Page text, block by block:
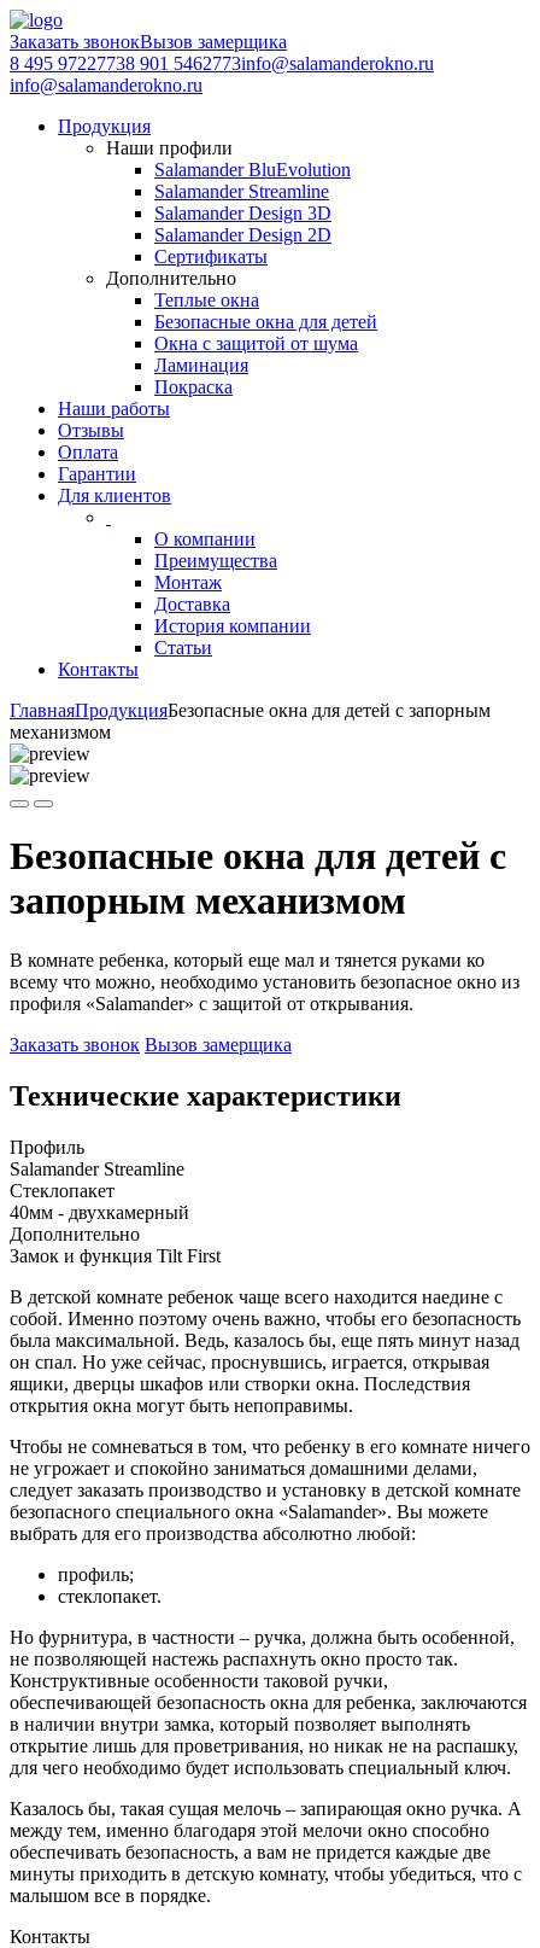
Заказать звонокВызов замерщика
8 495 97227738 901 5462773info@salamanderokno.ru
info@salamanderokno.ru
Продукция
Наши профили
Salamander BluEvolution
Salamander Streamline
Salamander Design 3D
Salamander Design 2D
Сертификаты
Дополнительно
Теплые окна
Безопасные окна для детей
Окна с защитой от шума
Ламинация
Покраска
Наши работы
Отзывы
Оплата
Гарантии
Для клиентов
О компании
Преимущества
Монтаж
Доставка
История компании
Статьи
Контакты
ГлавнаяПродукцияБезопасные окна для детей с запорным
механизмом
Безопасные окна для детей с
запорным механизмом
В комнате ребенка, который еще мал и тянется руками ко
всему что можно, необходимо установить безопасное окно из
профиля «Salamander» с защитой от открывания.
Заказать звонок Вызов замерщика
Технические характеристики
Профиль
Salamander Streamline
Стеклопакет
40мм - двухкамерный
Дополнительно
Замок и функция Tilt First
В детской комнате ребенок чаще всего находится наедине с
собой. Именно поэтому очень важно, чтобы его безопасность
была максимальной. Ведь, казалось бы, еще пять минут назад
он спал. Но уже сейчас, проснувшись, играется, открывая
ящики, дверцы шкафов или створки окна. Последствия
открытия окна могут быть непоправимы.
Чтобы не сомневаться в том, что ребенку в его комнате ничего
не угрожает и спокойно заниматься домашними делами,
следует заказать производство и установку в детской комнате
безопасного специального окна «Salamander». Вы можете
выбрать для его производства абсолютно любой:
профиль;
стеклопакет.
Но фурнитура, в частности – ручка, должна быть особенной,
не позволяющей настежь распахнуть окно просто так.
Конструктивные особенности таковой ручки,
обеспечивающей безопасность окна для ребенка, заключаются
в наличии внутри замка, который позволяет выполнять
открытие лишь для проветривания, но никак не на распашку,
для чего необходимо будет использовать специальный ключ.
Казалось бы, такая сущая мелочь – запирающая окно ручка. А
между тем, именно благодаря этой мелочи окно способно
обеспечивать безопасность, а вам не придется каждые две
минуты приходить в детскую комнату, чтобы убедиться, что с
малышом все в порядке.
Контакты